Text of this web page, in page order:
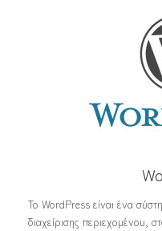
Το WordPress είναι ένα
διαχείρισης περιεχομένου,